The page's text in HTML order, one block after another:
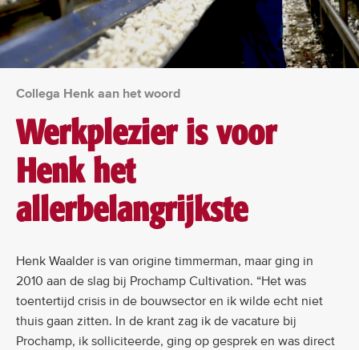
Collega Henk aan het woord
Werkplezier is voor
Henk het
allerbelangrijkste
Henk Waalder is van origine timmerman, maar ging in
2010 aan de slag bij Prochamp Cultivation. “Het was
toentertijd crisis in de bouwsector en ik wilde echt niet
thuis gaan zitten. In de krant zag ik de vacature bij
Prochamp, ik solliciteerde, ging op gesprek en was direct